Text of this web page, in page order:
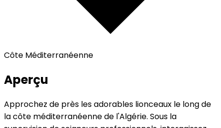
Côte Méditerranéenne
Aperçu
Approchez de près les adorables lionceaux le long de
la côte méditerranéenne de l'Algérie. Sous la